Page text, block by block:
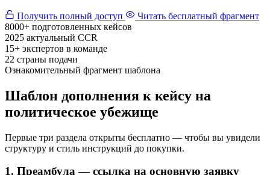
Получить полный доступ
Читать бесплатный фрагмент
8000+ подготовленных кейсов
2025 актуальный CCR
15+ экспертов в команде
22 страны подачи
Ознакомительный фрагмент шаблона
Шаблон дополнения к кейсу на
политическое убежище
Первые три раздела открыты бесплатно — чтобы вы увидели
структуру и стиль инструкций до покупки.
1. Преамбула — ссылка на основную заявку